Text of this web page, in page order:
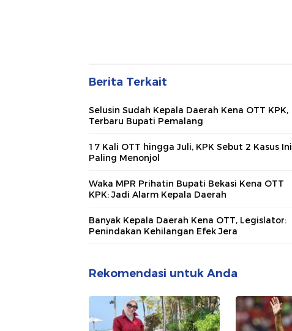
Berita Terkait
Selusin Sudah Kepala Daerah Kena OTT KPK,
Terbaru Bupati Pemalang
17 Kali OTT hingga Juli, KPK Sebut 2 Kasus Ini
Paling Menonjol
Waka MPR Prihatin Bupati Bekasi Kena OTT
KPK: Jadi Alarm Kepala Daerah
Banyak Kepala Daerah Kena OTT, Legislator:
Penindakan Kehilangan Efek Jera
Rekomendasi untuk Anda